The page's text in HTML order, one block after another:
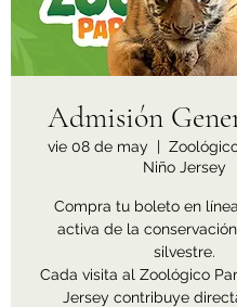
Admisión
vie 08 de may
  |
Niño Jersey
Compra tu boleto en
activa de la
silvestre.
Cada visita al Zoológico
Jersey contribuye